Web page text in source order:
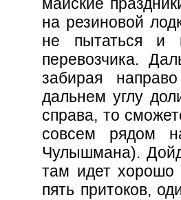
на резиновой
не пытаться и
перевозчика.
забирая
дальнем углу
справа, то
совсем рядом
Чулышмана).
там идет хорошо
пять притоков,